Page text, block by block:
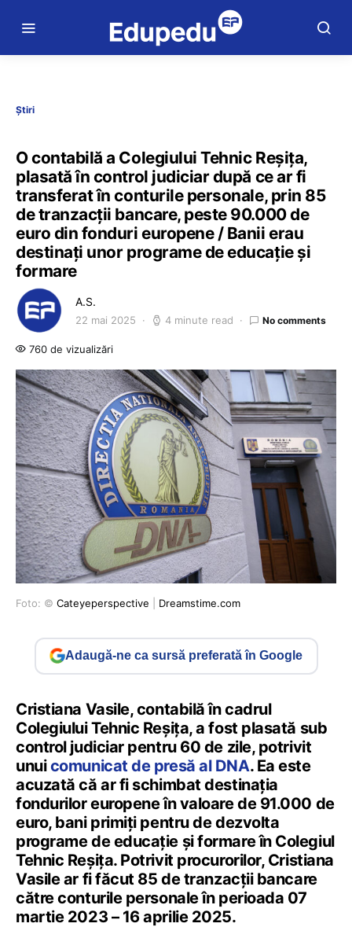
Știri
O contabilă a Colegiului Tehnic Reșița,
plasată în control judiciar după ce ar fi
transferat în conturile personale, prin 85
de tranzacții bancare, peste 90.000 de
euro din fonduri europene / Banii erau
destinați unor programe de educație și
formare
A.S.
22 mai 2025 4 minute read No comments
760 de vizualizări
Foto: © Cateyeperspective Dreamstime.com
Adaugă-ne ca sursă preferată în Google
Cristiana Vasile, contabilă în cadrul
Colegiului Tehnic Reșița, a fost plasată sub
control judiciar pentru 60 de zile, potrivit
unuicomunicat de presă al DNA. Ea este
acuzată că ar fi schimbat destinația
fondurilor europene în valoare de 91.000 de
euro, bani primiți pentru de dezvolta
programe de educație și formare în Colegiul
Tehnic Reșița. Potrivit procurorilor, Cristiana
Vasile ar fi făcut 85 de tranzacții bancare
către conturile personale în perioada 07
martie 2023 – 16 aprilie 2025.